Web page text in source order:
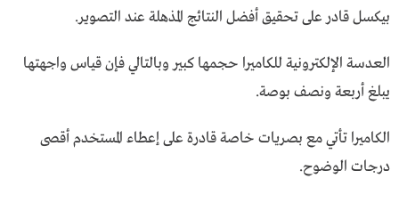
بيكسل قادر على تحقيق أفضل النتائج المذهلة عند التصوير.
العدسة الإلكترونية للكاميرا حجمها كبير وبالتالي فإن قياس واجهتها
يبلغ أربعة ونصف بوصة.
الكاميرا تأتي مع بصريات خاصة قادرة على إعطاء المستخدم أقصى
درجات الوضوح.